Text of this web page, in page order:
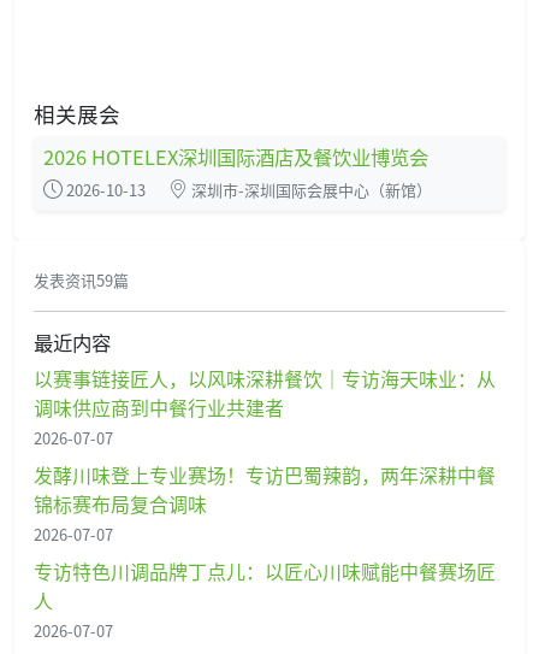
相关展会
2026 HOTELEX深圳国际酒店及餐饮业博览会
2026-10-13 深圳市-深圳国际会展中心（新馆）
发表资讯59篇
最近内容
以赛事链接匠人，以风味深耕餐饮｜专访海天味业：从
调味供应商到中餐行业共建者
2026-07-07
发酵川味登上专业赛场！专访巴蜀辣韵，两年深耕中餐
锦标赛布局复合调味
2026-07-07
专访特色川调品牌丁点儿：以匠心川味赋能中餐赛场匠
人
2026-07-07